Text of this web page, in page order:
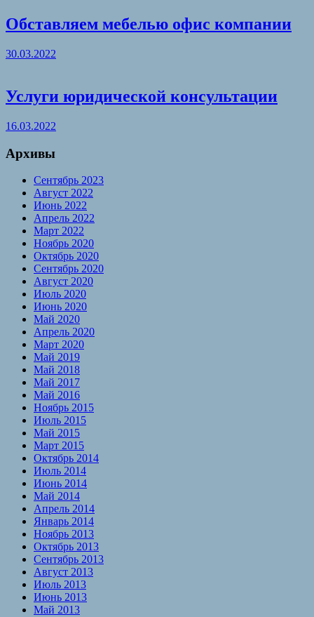
Обставляем мебелью офис компании
30.03.2022
Услуги юридической консультации
16.03.2022
Архивы
Сентябрь 2023
Август 2022
Июнь 2022
Апрель 2022
Март 2022
Ноябрь 2020
Октябрь 2020
Сентябрь 2020
Август 2020
Июль 2020
Июнь 2020
Май 2020
Апрель 2020
Март 2020
Май 2019
Май 2018
Май 2017
Май 2016
Ноябрь 2015
Июль 2015
Май 2015
Март 2015
Октябрь 2014
Июль 2014
Июнь 2014
Май 2014
Апрель 2014
Январь 2014
Ноябрь 2013
Октябрь 2013
Сентябрь 2013
Август 2013
Июль 2013
Июнь 2013
Май 2013